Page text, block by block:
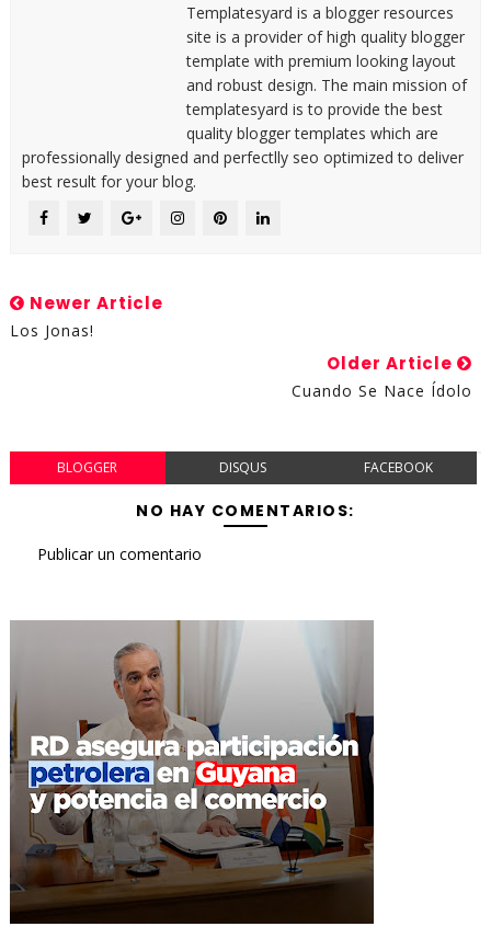
Templatesyard is a blogger resources
site is a provider of high quality blogger
template with premium looking layout
and robust design. The main mission of
templatesyard is to provide the best
quality blogger templates which are
professionally designed and perfectlly seo optimized to deliver
best result for your blog.
Newer Article
Los Jonas!
Older Article
Cuando Se Nace Ídolo
BLOGGER DISQUS FACEBOOK
NO HAY COMENTARIOS:
Publicar un comentario